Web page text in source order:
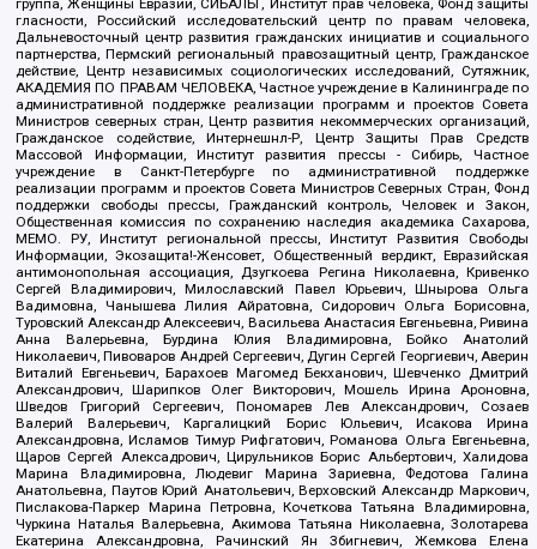
группа, Женщины Евразии, СИБАЛЬТ, Институт прав человека, Фонд защиты
гласности, Российский исследовательский центр по правам человека,
Дальневосточный центр развития гражданских инициатив и социального
партнерства, Пермский региональный правозащитный центр, Гражданское
действие, Центр независимых социологических исследований, Сутяжник,
АКАДЕМИЯ ПО ПРАВАМ ЧЕЛОВЕКА, Частное учреждение в Калининграде по
административной поддержке реализации программ и проектов Совета
Министров северных стран, Центр развития некоммерческих организаций,
Гражданское содействие, Интернешнл-Р, Центр Защиты Прав Средств
Массовой Информации, Институт развития прессы - Сибирь, Частное
учреждение в Санкт-Петербурге по административной поддержке
реализации программ и проектов Совета Министров Северных Стран, Фонд
поддержки свободы прессы, Гражданский контроль, Человек и Закон,
Общественная комиссия по сохранению наследия академика Сахарова,
МЕМО. РУ, Институт региональной прессы, Институт Развития Свободы
Информации, Экозащита!-Женсовет, Общественный вердикт, Евразийская
антимонопольная ассоциация, Дзугкоева Регина Николаевна, Кривенко
Сергей Владимирович, Милославский Павел Юрьевич, Шнырова Ольга
Вадимовна, Чанышева Лилия Айратовна, Сидорович Ольга Борисовна,
Туровский Александр Алексеевич, Васильева Анастасия Евгеньевна, Ривина
Анна Валерьевна, Бурдина Юлия Владимировна, Бойко Анатолий
Николаевич, Пивоваров Андрей Сергеевич, Дугин Сергей Георгиевич, Аверин
Виталий Евгеньевич, Барахоев Магомед Бекханович, Шевченко Дмитрий
Александрович, Шарипков Олег Викторович, Мошель Ирина Ароновна,
Шведов Григорий Сергеевич, Пономарев Лев Александрович, Созаев
Валерий Валерьевич, Каргалицкий Борис Юльевич, Исакова Ирина
Александровна, Исламов Тимур Рифгатович, Романова Ольга Евгеньевна,
Щаров Сергей Алексадрович, Цирульников Борис Альбертович, Халидова
Марина Владимировна, Людевиг Марина Зариевна, Федотова Галина
Анатольевна, Паутов Юрий Анатольевич, Верховский Александр Маркович,
Пислакова-Паркер Марина Петровна, Кочеткова Татьяна Владимировна,
Чуркина Наталья Валерьевна, Акимова Татьяна Николаевна, Золотарева
Екатерина Александровна, Рачинский Ян Збигневич, Жемкова Елена